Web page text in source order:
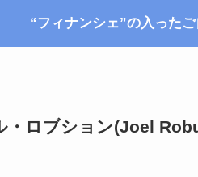
“フィナンシェ”の入った
・ロブション(Joel